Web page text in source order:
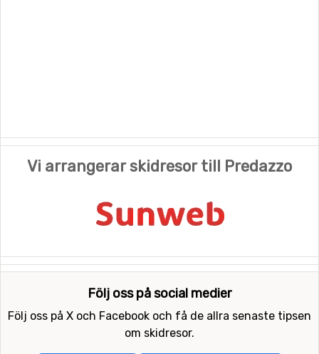
Vi arrangerar skidresor till Predazzo
Följ oss på social medier
Följ oss på X och Facebook och få de allra senaste tipsen
om skidresor.